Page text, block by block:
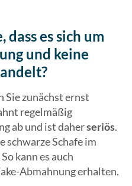
dass es sich um
und keine
Sie zunächst ernst
regelmäßig
ab und ist daherseriös.
schwarze Schafe im
kann es auch
Abmahnung erhalten.